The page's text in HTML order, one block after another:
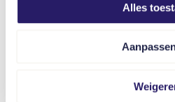
Alles
voorwaarden is het
gegadigden? En wat als het
voeren dagelijks